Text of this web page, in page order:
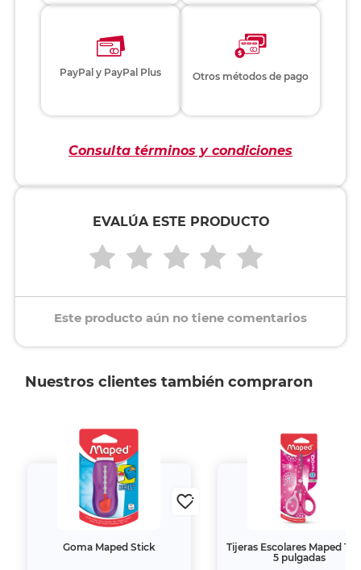
PayPal y PayPal Plus Otros métodos de pago
Consulta términos y condiciones
EVALÚA ESTE PRODUCTO
Este producto aún no tiene comentarios
Nuestros clientes también compraron
Goma Maped Stick
Tijeras Escolares Maped
5 pulgadas